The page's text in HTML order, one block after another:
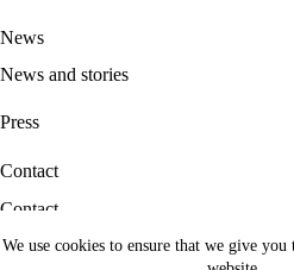
We use cookies to ensure that we give you
News
News and stories
Press
Contact
Contact
Career